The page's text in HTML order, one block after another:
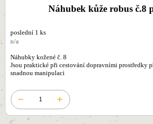
Náhubek kůže robus č.8
poslední 1 ks
n/a
Náhubky kožené č. 8
Jsou praktické při cestování dopravními prostředky
snadnou manipulaci